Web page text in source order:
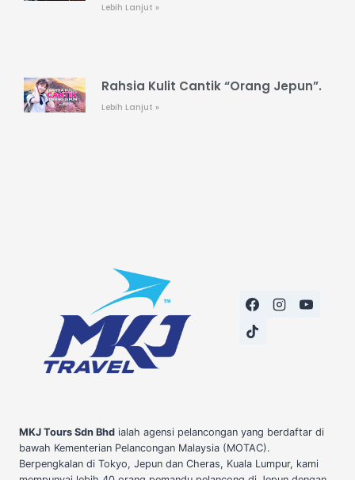
Lebih Lanjut »
Rahsia Kulit Cantik “Orang Jepun”.
Lebih Lanjut »
MKJ Tours Sdn Bhd ialah agensi pelancongan yang berdaftar di
bawah Kementerian Pelancongan Malaysia (MOTAC).
Berpengkalan di Tokyo, Jepun dan Cheras, Kuala Lumpur, kami